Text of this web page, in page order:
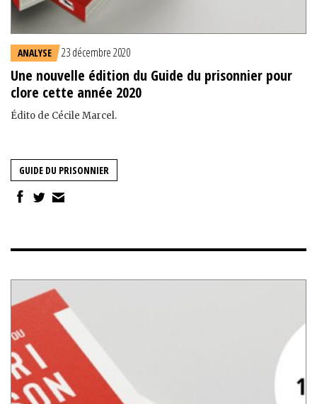
ANALYSE 23 décembre 2020
Une nouvelle édition du Guide du prisonnier pour
clore cette année 2020
Édito de Cécile Marcel.
GUIDE DU PRISONNIER